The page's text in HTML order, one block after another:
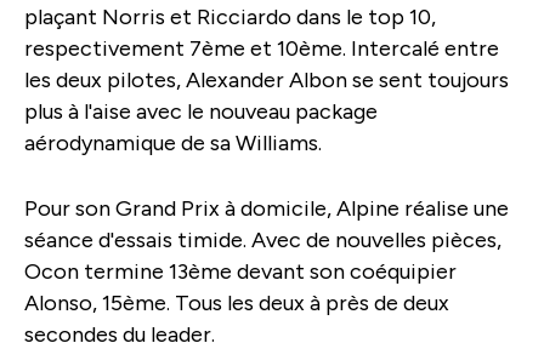
plaçant Norris et Ricciardo dans le top 10,
respectivement 7ème et 10ème. Intercalé entre
les deux pilotes, Alexander Albon se sent toujours
plus à l'aise avec le nouveau package
aérodynamique de sa Williams.
Pour son Grand Prix à domicile, Alpine réalise une
séance d'essais timide. Avec de nouvelles pièces,
Ocon termine 13ème devant son coéquipier
Alonso, 15ème. Tous les deux à près de deux
secondes du leader.